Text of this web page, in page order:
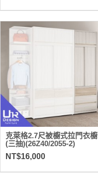
克萊格2.7尺被櫥式拉門衣櫥
(三抽)(26Z40/2055-2)
NT$16,000